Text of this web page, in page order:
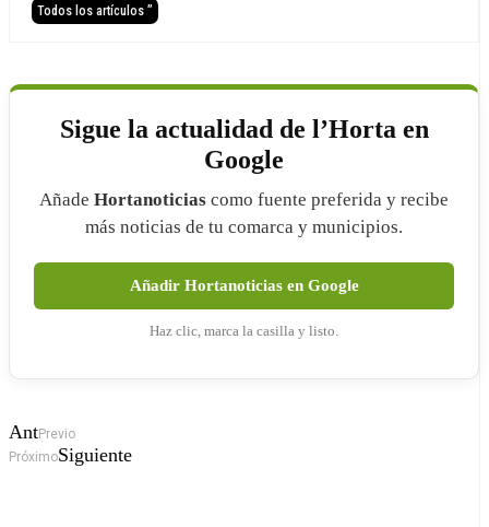
Todos los artículos ”
Sigue la actualidad de l’Horta en
Google
Añade Hortanoticias como fuente preferida y recibe
más noticias de tu comarca y municipios.
Añadir Hortanoticias en Google
Haz clic, marca la casilla y listo.
AntPrevio
PróximoSiguiente